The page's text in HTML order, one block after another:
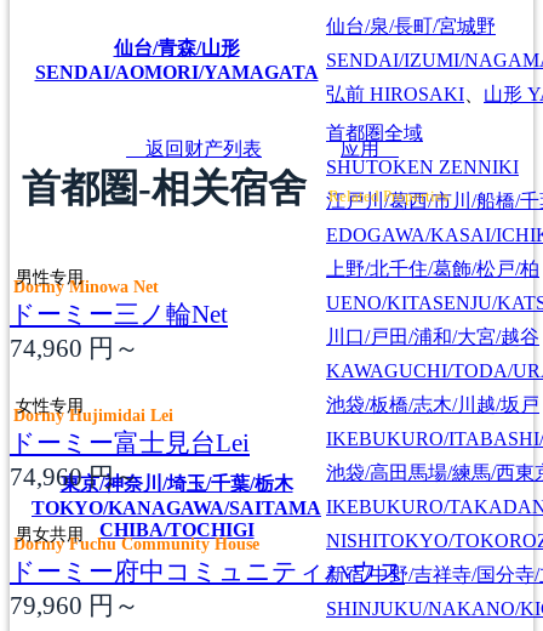
仙台/青森/山形
SENDAI/AOMORI/YAMAGATA
仙台/泉/長町/宮城野
SENDAI/IZUMI/
弘前 HIROSAKI 山形
東京/神奈川/埼玉/千葉/栃木
TOKYO/KANAGAWA/SAITAMA
CHIBA/TOCHIGI
首都圏全域
SHUTOKEN ZENNIKI
江戸川/葛西/市川/船橋/千
EDOGAWA/KASAI/
上野/北千住/葛飾/松戸/柏
UENO/KITASENJU/
川口/戸田/浦和/大宮/越谷
KAWAGUCHI/TODA/
池袋/板橋/志木/川越/坂戸
IKEBUKURO/
池袋/高田馬場/練馬/西東
IKEBUKURO/
NISHITOKYO/
新宿/中野/吉祥寺/国分寺
SHINJUKU/NAKANO/
返回财产列表 应用
首都圏-相关宿舍 Related Properties
男性专用
Dormy Minowa Net
ドーミー三ノ輪Net
74,960 円～
女性专用
Dormy Hujimidai Lei
ドーミー富士見台Lei
74,960円～
男女共用
Dormy Fuchu Community House
ドーミー府中コミュニティハウス
79,960 円～